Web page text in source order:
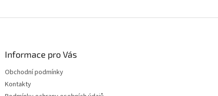
Informace pro Vás
Obchodní podmínky
Kontakty